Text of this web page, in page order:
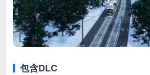
包含DLC